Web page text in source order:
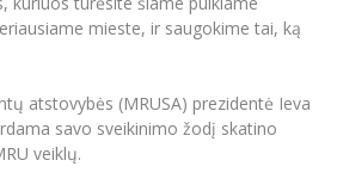
mieste, ir saugokime tai, ką
atstovybės (MRUSA) prezidentė Ieva
savo sveikinimo žodį skatino
veiklų.